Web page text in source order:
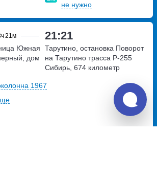
не нужно
21м 21:21
Южная
дом
Тарутино, остановка Поворот
на Тарутино трасса Р-255
Сибирь, 674 километр
1967